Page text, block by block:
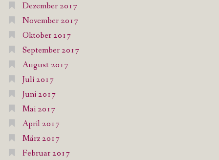
Dezember 2017
November 2017
Oktober 2017
September 2017
August 2017
Juli 2017
Juni 2017
Mai 2017
April 2017
März 2017
Februar 2017